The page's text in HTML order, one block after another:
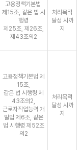
고용정책기본법
제15조, 같은 법 시
행령
제25조, 제26조,
제43조의2
처리목적
달성 시까
지
고용정책기본법 제
15조,
같은 법 시행령 제
43조의2,
근로자직업능력 개
발법 제6조, 같은
법 시행령 제52조
의2
처리목적
달성 시까
지